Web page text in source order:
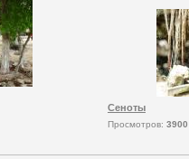
Сеноты
Просмотров: 3900